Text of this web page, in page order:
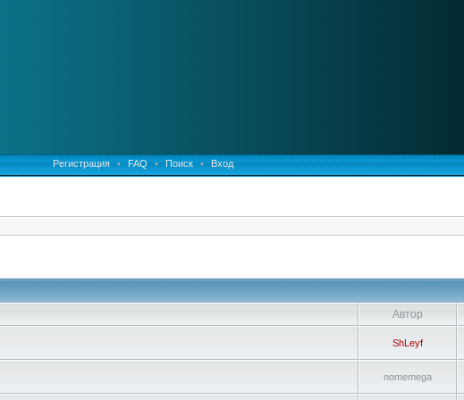
Регистрация • FAQ • Поиск • Вход
Автор
ShLeyf
nomemega